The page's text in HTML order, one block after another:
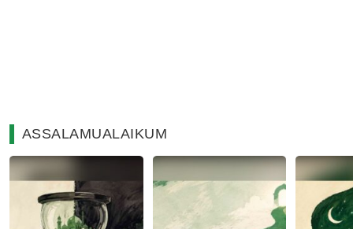
ASSALAMUALAIKUM